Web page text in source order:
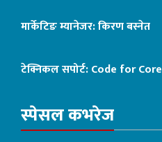
मार्केटिङ म्यानेजर: किरण बस्नेत
टेक्निकल सपोर्ट:Code for
स्पेसल कभरेज